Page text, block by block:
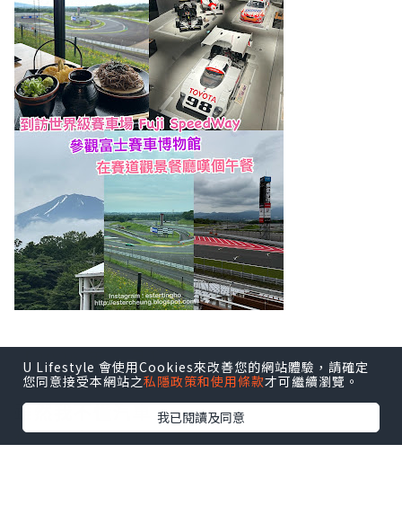
【2026 年 6 月】
雖然我不懂汽車
但來到富士山梗係要嚟Fuji Motorsports
U Lifestyle 會使用Cookies來改善您的網站體驗，請確定
您同意接受本網站之私隱政策和使用條款才可繼續瀏覽。
我已閱讀及同意